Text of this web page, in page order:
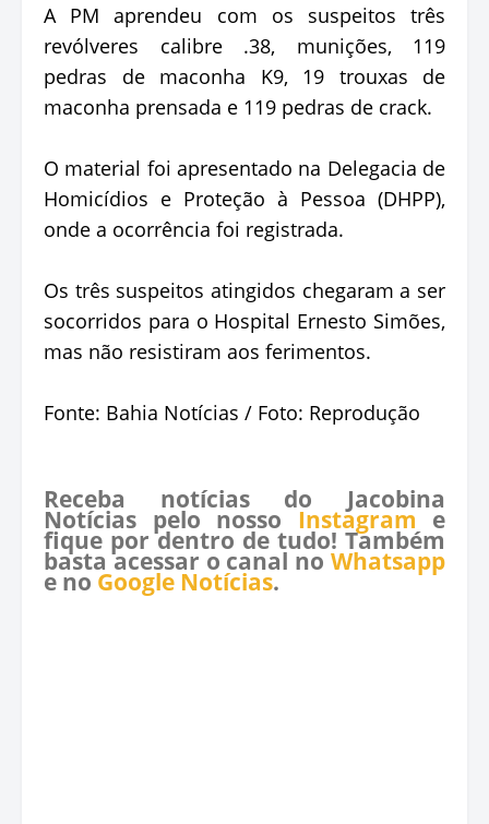
A PM aprendeu com os suspeitos três
revólveres calibre .38, munições, 119
pedras de maconha K9, 19 trouxas de
maconha prensada e 119 pedras de crack.
O material foi apresentado na Delegacia de
Homicídios e Proteção à Pessoa (DHPP),
onde a ocorrência foi registrada.
Os três suspeitos atingidos chegaram a ser
socorridos para o Hospital Ernesto Simões,
mas não resistiram aos ferimentos.
Fonte: Bahia Notícias / Foto: Reprodução
Receba notícias do Jacobina
Notícias pelo nosso Instagram e
fique por dentro de tudo! Também
basta acessar o canal no Whatsapp
e no Google Notícias.